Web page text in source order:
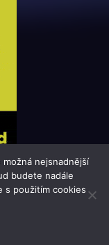
123jobs Media |
nejsnadnější
budete nadále
s použitím cookies